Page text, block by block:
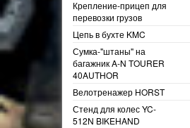
Крепление-прицеп для
перевозки грузов
Цепь в бухте KMC
Сумка-"штаны" на
багажник A-N TOURER
40AUTHOR
Велотренажер HORST
Стенд для колес YC-
512N BIKEHAND